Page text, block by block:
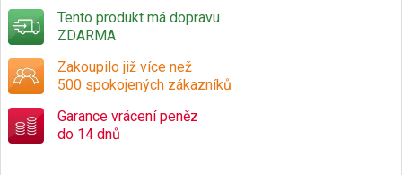
Tento produkt má dopravu
ZDARMA
Zakoupilo již více než
500 spokojených zákazníků
Garance vrácení peněz
do 14 dnů